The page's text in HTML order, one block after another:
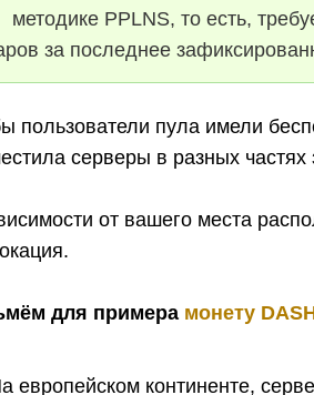
методике PPLNS, то есть,
за последнее
пользователи пула имели
серверы в разных
от вашего места
для примера монету
европейском континенте,